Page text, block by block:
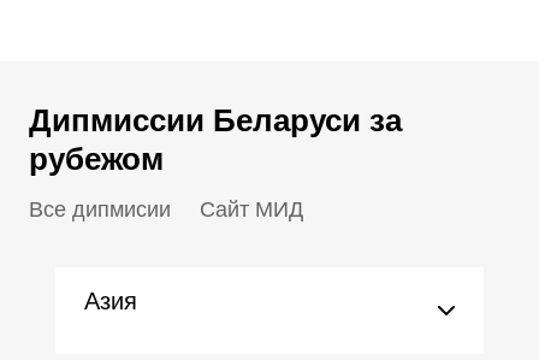
Дипмиссии Беларуси за
рубежом
Все дипмисии Сайт МИД
Азия